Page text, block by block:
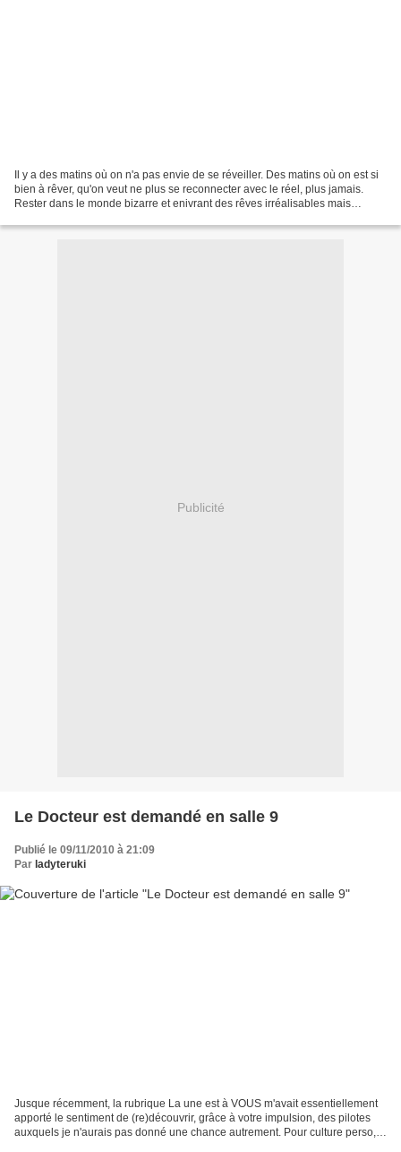
Il y a des matins où on n'a pas envie de se réveiller. Des matins où on est si
bien à rêver, qu'on veut ne plus se reconnecter avec le réel, plus jamais.
Rester dans le monde bizarre et enivrant des rêves irréalisables mais
Publicité
Le Docteur est demandé en salle 9
Publié le 09/11/2010 à 21:09
Par ladyteruki
Jusque récemment, la rubrique La une est à VOUS m'avait essentiellement
apporté le sentiment de (re)découvrir, grâce à votre impulsion, des pilotes
auxquels je n'aurais pas donné une chance autrement. Pour culture perso,